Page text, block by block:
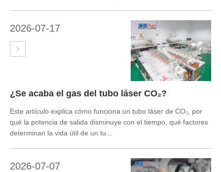
2026-07-17
¿Se acaba el gas del tubo láser CO₂?
Este artículo explica cómo funciona un tubo láser de CO₂, por
qué la potencia de salida disminuye con el tiempo, qué factores
determinan la vida útil de un tu...
2026-07-07